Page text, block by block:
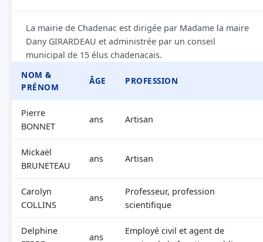
La mairie de Chadenac est dirigée par Madame la maire
Dany GIRARDEAU et administrée par un conseil
municipal de 15 élus chadenacais.
NOM &
PRÉNOM
ÂGE PROFESSION
Pierre
BONNET
ans Artisan
Mickaël
BRUNETEAU
ans Artisan
Carolyn
COLLINS
ans
Professeur, profession
scientifique
Delphine
ans
Employé civil et agent de